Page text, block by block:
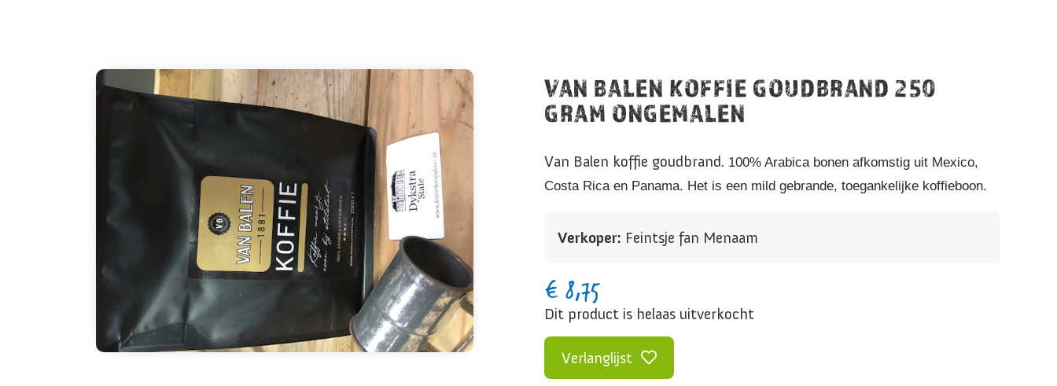
VAN BALEN KOFFIE GOUDBRAND 250
GRAM ONGEMALEN
Van Balen koffie goudbrand. 100% Arabica bonen afkomstig uit Mexico,
Costa Rica en Panama. Het is een mild gebrande, toegankelijke koffieboon.
Verkoper: Feintsje fan Menaam
€ 8,75
Dit product is helaas uitverkocht
Verlanglijst